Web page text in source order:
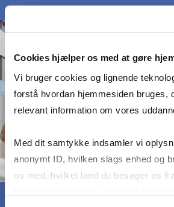
Cookies hjælper os med at gøre
Vi bruger cookies og lignende
forstå hvordan hjemmesiden bruges,
relevant information om vores
Med dit samtykke indsamler vi
anonymt ID, hvilken slags enhed og
os med, hvilket land du besøger os